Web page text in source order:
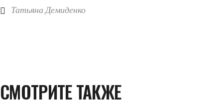
Татьяна Демиденко
СМОТРИТЕ ТАКЖЕ